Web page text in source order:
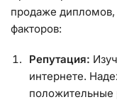
продаже дипломов,
факторов:
Репутация:
интернете.
положительные